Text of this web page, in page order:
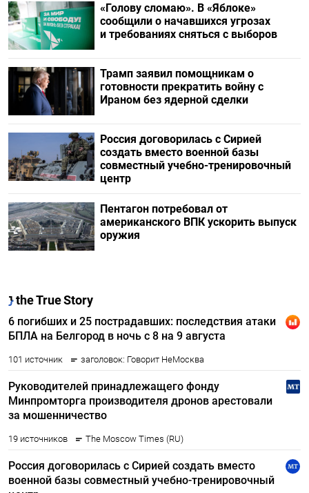
«Голову сломаю». В «Яблоке»
сообщили о начавшихся угрозах
и требованиях сняться с выборов
Трамп заявил помощникам о
готовности прекратить войну с
Ираном без ядерной сделки
Россия договорилась с Сирией
создать вместо военной базы
совместный учебно-тренировочный
центр
Пентагон потребовал от
американского ВПК ускорить выпуск
оружия